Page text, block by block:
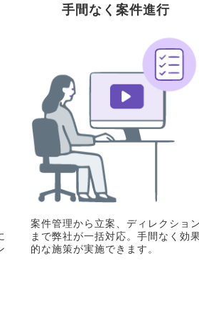
手間なく案件進行
案件管理から立案、ディレクション
まで弊社が一括対応。手間なく効
的な施策が実施できます。